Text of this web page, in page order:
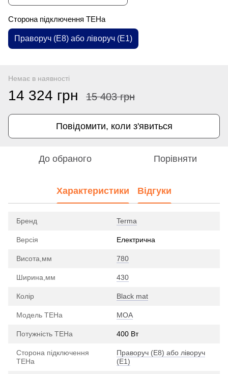
Сторона підключення ТЕНа
Праворуч (E8) або ліворуч (E1)
Немає в наявності
14 324 грн 15 403 грн
Повідомити, коли з'явиться
До обраного Порівняти
Характеристики Відгуки
Бренд Terma
Версія Електрична
Висота,мм 780
Ширина,мм 430
Колір Black mat
Модель ТЕНа MOA
Потужність ТЕНа 400 Вт
Сторона підключення
ТЕНа
Праворуч (E8) або ліворуч
(E1)